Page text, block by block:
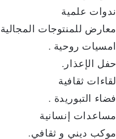
ندوات علمية
معارض للمنتوجات
امسيات روحية .
حفل الإعذار.
لقاءات ثقافية
فضاء التبوريدة .
مساعدات إنسانية
موكب ديني و ثقافي.